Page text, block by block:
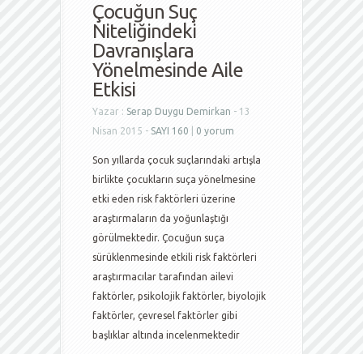
Çocuğun Suç
Niteliğindeki
Davranışlara
Yönelmesinde Aile
Etkisi
Yazar : Serap Duygu Demirkan - 13
Nisan 2015 - SAYI 160 0 yorum
Son yıllarda çocuk suçlarındaki artışla
birlikte çocukların suça yönelmesine
etki eden risk faktörleri üzerine
araştırmaların da yoğunlaştığı
görülmektedir. Çocuğun suça
sürüklenmesinde etkili risk faktörleri
araştırmacılar tarafından ailevi
faktörler, psikolojik faktörler, biyolojik
faktörler, çevresel faktörler gibi
başlıklar altında incelenmektedir